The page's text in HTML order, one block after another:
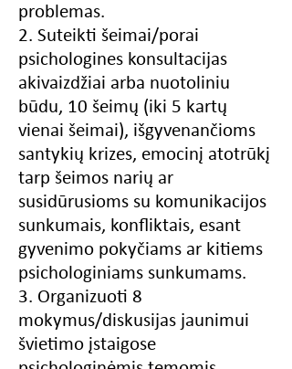
problemas.
2. Suteikti šeimai/porai
psichologines konsultacijas
akivaizdžiai arba nuotoliniu
būdu, 10 šeimų (iki 5 kartų
vienai šeimai), išgyvenančioms
santykių krizes, emocinį atotrūkį
tarp šeimos narių ar
susidūrusioms su komunikacijos
sunkumais, konfliktais, esant
gyvenimo pokyčiams ar kitiems
psichologiniams sunkumams.
3. Organizuoti 8
mokymus/diskusijas jaunimui
švietimo įstaigose